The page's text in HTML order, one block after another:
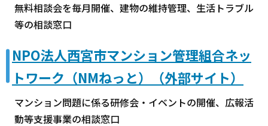
無料相談会を毎月開催、建物の維持管理、生活トラブル
等の相談窓口
NPO法人西宮市マンション管理組合ネッ
トワーク（NMねっと）（外部サイト）
マンション問題に係る研修会・イベントの開催、広報活
動等支援事業の相談窓口